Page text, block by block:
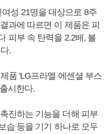
성 21명을 대상으로 8주
과에 따르면 이 제품은 피
피부 속 탄력을 2.2배, 볼
.
품 'LG프라엘 에센셜 부스
시한다.
진하는 기능을 더해 피부
습 등을 기기 하나로 모두